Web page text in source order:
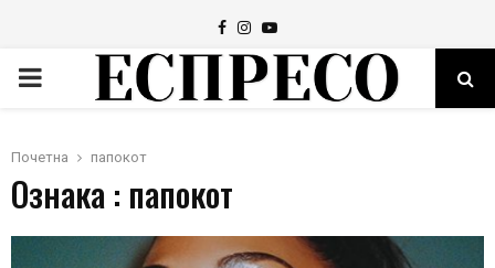
Facebook
Instagram
Youtube
PRIMARY
Почетна папокот
Ознака : папокот